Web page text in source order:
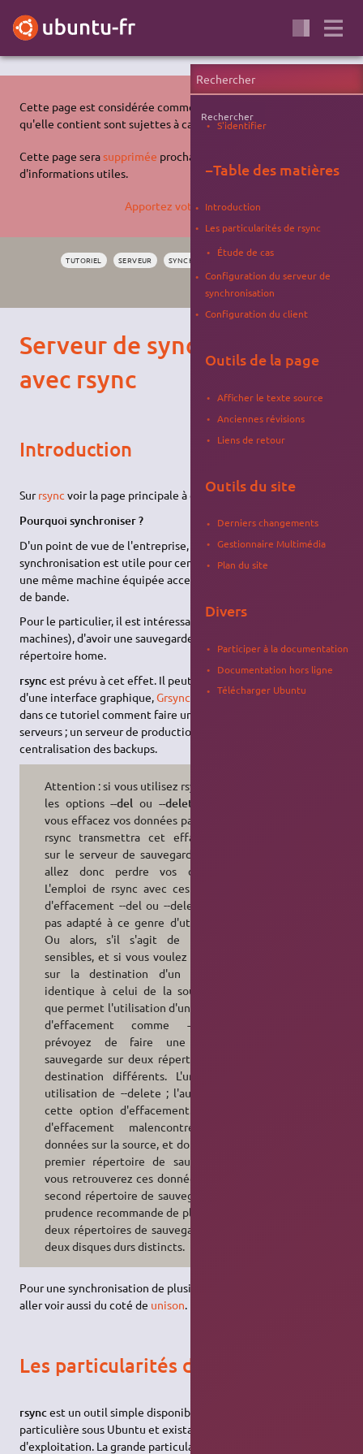
Cette page est considérée comme
qu'elle contient sont sujettes à caution.
Cette page serasupprimée prochainement et ne contient plus
d'informations utiles.
Apportez votre aide…
TUTORIEL SERVEUR SYNCHRONISATION
À SUPPRIMER
Serveur de synchronisation
avec rsync
Introduction
Surrsync voir la page principale à ce sujet :rsync.
Pourquoi synchroniser ?
D'un point de vue de l'entreprise, un serveur de
synchronisation est utile pour centraliser les sauvegardes sur
une même machine équipée accessoirement d'un enregistreur
de bande.
Pour le particulier, il est intéressant (si vous avez plusieurs
machines), d'avoir une sauvegarde simple et rapide de son
répertoire home.
rsync est prévu à cet effet. Il peut même faire plus, et dispose
d'une interface graphique,Grsync . Mais nous allons envisager
dans ce tutoriel comment faire une synchronisation entre deux
serveurs ; un serveur de production et un serveur de
centralisation des backups.
Attention : si vous utilisez rsync avec
les options--del ou--delete
vous effacez vos données par erreur,
rsync transmettra cet effacement
sur le serveur de sauvegarde ; vous
allez donc perdre vos données.
L'emploi de rsync avec ces options
d'effacement --del ou --delete n'est
pas adapté à ce genre d'utilisation.
Ou alors, s'il s'agit de données
sensibles, et si vous voulez disposer
sur la destination d'un contenu
identique à celui de la source (ce
que permet l'utilisation d'une option
d'effacement comme --delete
prévoyez de faire une double
sauvegarde sur deux répertoires de
destination différents. L'une avec
utilisation de --delete ; l'autre sans
cette option d'effacement. En cas
d'effacement malencontreux de
données sur la source, et donc sur le
premier répertoire de sauvegarde,
vous retrouverez ces données sur le
second répertoire de sauvegarde. La
prudence recommande de placer ces
deux répertoires de sauvegardes sur
deux disques durs distincts.
Pour une synchronisation de plusieurs dossiers, vous pouvez
aller voir aussi du coté de unison.
Les particularités de rsync
rsyncest un outil simple disponible sans installation
particulière sous Ubuntu et existant pour divers systèmes
d'exploitation. La grande particularité de rsync est d'optimiser
Rechercher
S'identifier
−Table des matières
Introduction
Les particularités de rsync
Étude de cas
Configuration du serveur de
synchronisation
Configuration du client
Outils de la page
Afficher le texte source
Anciennes révisions
Liens de retour
Outils du site
Derniers changements
Gestionnaire Multimédia
Plan du site
Divers
Participer à la documentation
Documentation hors ligne
Télécharger Ubuntu